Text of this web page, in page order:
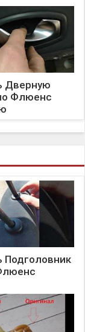
Дверную
Флюенс
Подголовник